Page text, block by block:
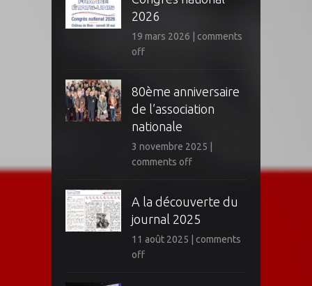
2026
19 mars 2026 | comments
off
80ème anniversaire
de l’association
nationale
3 novembre 2025 |
comments off
A la découverte du
journal 2025
11 août 2025 | comments
off